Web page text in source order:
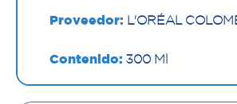
Proveedor: L'ORÉAL
Contenido: 300 Ml